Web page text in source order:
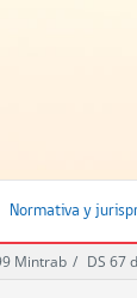
Normativa y
Mintrab DS 67